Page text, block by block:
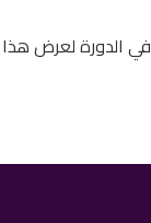
في الدورة لعرض